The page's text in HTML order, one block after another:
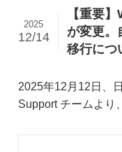
【重要
が変更。
移行につ
2025
12/14
2025年12月12日、
Support チームより